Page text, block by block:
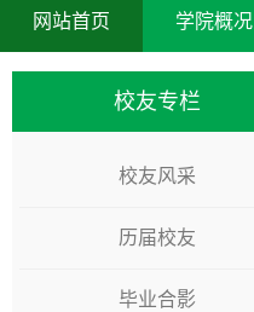
网站首页 学院概况
校友专栏
校友风采
历届校友
毕业合影